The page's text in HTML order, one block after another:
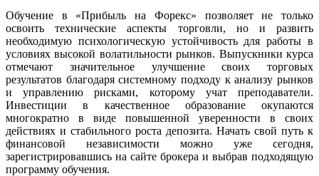
Обучение в «Прибыль на Форекс» позволяет не только
освоить технические аспекты торговли, но и развить
необходимую психологическую устойчивость для работы в
условиях высокой волатильности рынков. Выпускники курса
отмечают значительное улучшение своих торговых
результатов благодаря системному подходу к анализу рынков
и управлению рисками, которому учат преподаватели.
Инвестиции в качественное образование окупаются
многократно в виде повышенной уверенности в своих
действиях и стабильного роста депозита. Начать свой путь к
финансовой независимости можно уже сегодня,
зарегистрировавшись на сайте брокера и выбрав подходящую
программу обучения.